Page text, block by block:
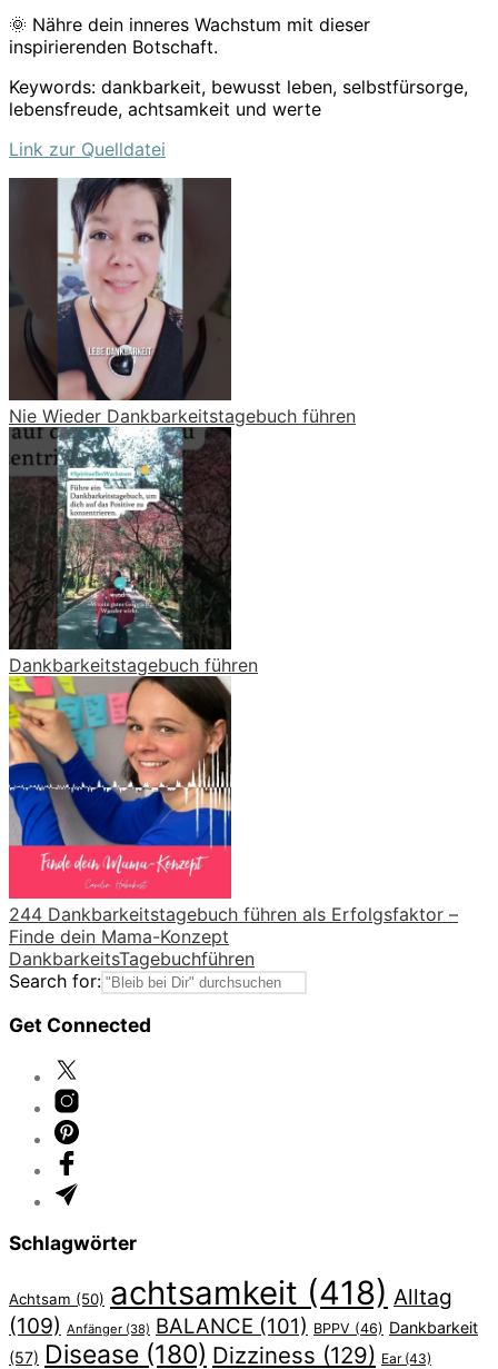
🌞 Nähre dein inneres Wachstum mit dieser
inspirierenden Botschaft.
Keywords: dankbarkeit, bewusst leben, selbstfürsorge,
lebensfreude, achtsamkeit und werte
Link zur Quelldatei
Nie Wieder Dankbarkeitstagebuch führen
Dankbarkeitstagebuch führen
244 Dankbarkeitstagebuch führen als Erfolgsfaktor –
Finde dein Mama-Konzept
DankbarkeitsTagebuchführen
Search for:
Get Connected
Schlagwörter
Achtsam (50) achtsamkeit (418) Alltag
(109) Anfänger (38) BALANCE (101) BPPV (46) Dankbarkeit
(57) Disease (180) Dizziness (129) Ear(43)